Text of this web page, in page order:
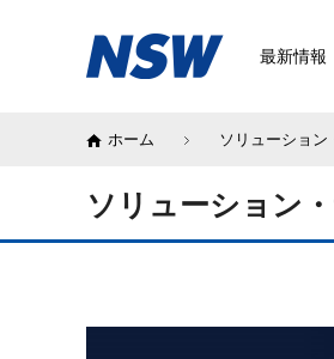
最新情報
ホーム ソリューション
ソリューション